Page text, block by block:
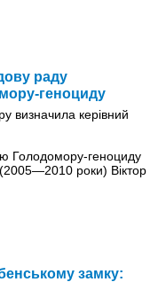
раду
геноциду
Голодомору-геноциду
роки) Віктор
замку: